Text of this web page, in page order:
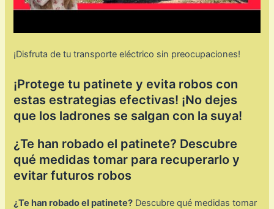
¡Disfruta de tu transporte eléctrico sin preocupaciones!
¡Protege tu patinete y evita robos con
estas estrategias efectivas! ¡No dejes
que los ladrones se salgan con la suya!
¿Te han robado el patinete? Descubre
qué medidas tomar para recuperarlo y
evitar futuros robos
¿Te han robado el patinete? Descubre qué medidas tomar